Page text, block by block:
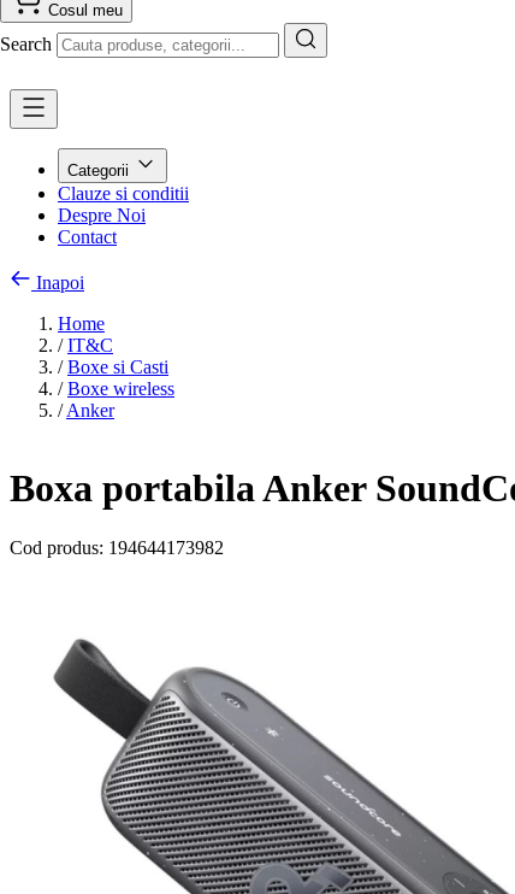
Cosul meu
Search
Categorii
Clauze si conditii
Despre Noi
Contact
Inapoi
Home
/ IT&C
/ Boxe si Casti
/ Boxe wireless
/ Anker
Boxa portabila Anker
Cod produs: 194644173982